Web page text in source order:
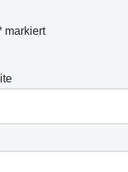
markiert